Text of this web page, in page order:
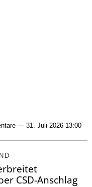
— 31. Juli 2026 13:00
CSD-Anschlag